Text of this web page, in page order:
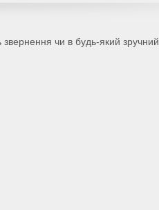
чи в будь-який зручний